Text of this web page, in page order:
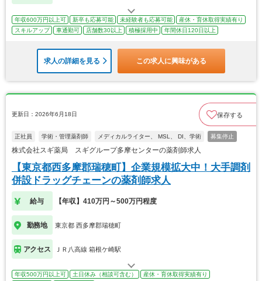
年収600万円以上可 新卒も応募可能 未経験者も応募可能
産休・育休取得実績有り
スキルアップ
車通勤可 店舗数30以上 積極採用中 年間休日120日以上
求人の詳細を見る この求人に興味がある
更新日：2026年6月18日 保存する
正社員 学術・管理薬剤師 メディカルライター、 MSL、 DI、学術 募集停止
株式会社スギ薬局 スギグループ多摩センターの薬剤師求人
【東京都西多摩郡瑞穂町】企業規模拡大中！大手調剤
併設ドラッグチェーンの薬剤師求人
給与 【年収】410万円～500万円程度
勤務地 東京都 西多摩郡瑞穂町
アクセス ＪＲ八高線 箱根ケ崎駅
年収500万円以上可 土日休み（相談可含む）
産休・育休取得実績有り